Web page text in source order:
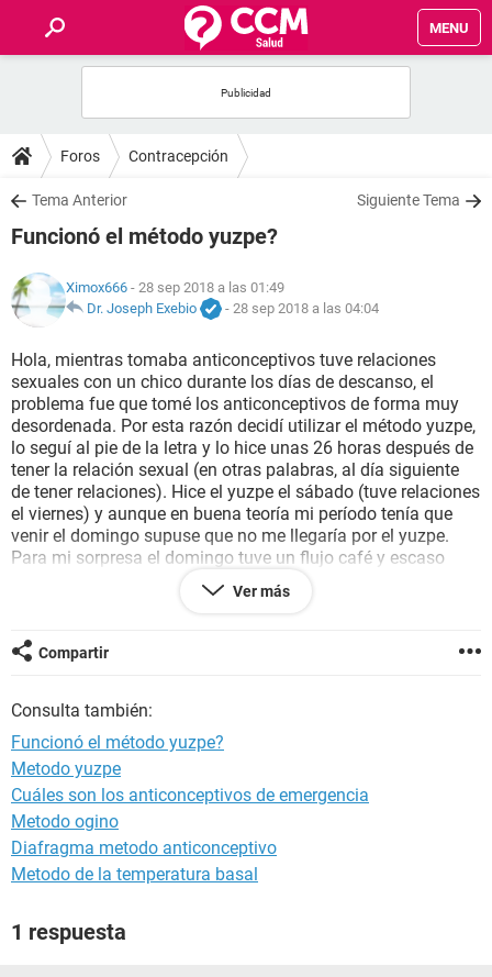
MENU
FOROS
SALUD
NUTRICIÓN
BIENESTAR
SEXUALIDAD
GLOSARIO
Foros Contracepción
Tema Anterior Siguiente Tema
Funcionó el método yuzpe?
Ximox666 - 28 sep 2018 a las 01:49
Dr. Joseph Exebio
- 28 sep 2018 a las 04:04
Hola, mientras tomaba anticonceptivos tuve relaciones
sexuales con un chico durante los días de descanso, el
problema fue que tomé los anticonceptivos de forma muy
desordenada. Por esta razón decidí utilizar el método yuzpe,
lo seguí al pie de la letra y lo hice unas 26 horas después de
tener la relación sexual (en otras palabras, al día siguiente
de tener relaciones). Hice el yuzpe el sábado (tuve relaciones
el viernes) y aunque en buena teoría mi período tenía que
venir el domingo supuse que no me llegaría por el yuzpe.
Para mi sorpresa el domingo tuve un flujo café y escaso
pero muy espeso, podría jurar que era membrana. Me asusté
mucho porque creí que era sangrado de implantación. Tuve
muy abundante, rojo oscuro y hasta con uno que otro
coágulo, este fue así de abundante por dos días y al tercero
salía nada. Ya casi ha pasado un mes desde esos
sangrados y aún no llega mi período. Es normal el atraso o
el yuzpe no funcionó?
Ver más
Compartir
Consulta también:
Funcionó el método yuzpe?
Metodo yuzpe
Cuáles son los anticonceptivos de emergencia
Metodo ogino
Diafragma metodo anticonceptivo
Metodo de la temperatura basal
1 respuesta